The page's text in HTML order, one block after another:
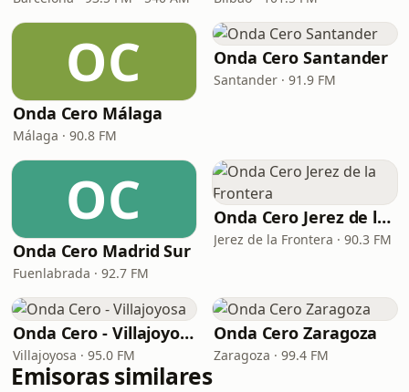
OC
Onda Cero Málaga
Málaga · 90.8 FM
Onda Cero Santander
Santander · 91.9 FM
OC
Onda Cero Madrid Sur
Fuenlabrada · 92.7 FM
Onda Cero Jerez de la Frontera
Jerez de la Frontera · 90.3 FM
Onda Cero - Villajoyosa
Villajoyosa · 95.0 FM
Onda Cero Zaragoza
Zaragoza · 99.4 FM
Emisoras similares